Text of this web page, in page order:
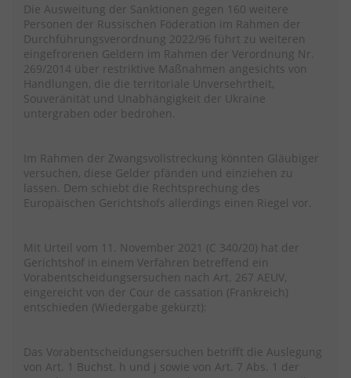
Die Ausweitung der Sanktionen gegen 160 weitere
Personen der Russischen Föderation im Rahmen der
Durchführungsverordnung 2022/96 führt zu weiteren
eingefrorenen Geldern im Rahmen der Verordnung Nr.
269/2014 über restriktive Maßnahmen angesichts von
Handlungen, die die territoriale Unversehrtheit,
Souveränität und Unabhängigkeit der Ukraine
untergraben oder bedrohen.
Im Rahmen der Zwangsvollstreckung könnten Gläubiger
versuchen, diese Gelder pfänden und einziehen zu
lassen. Dem schiebt die Rechtsprechung des
Europäischen Gerichtshofs allerdings einen Riegel vor.
Mit Urteil vom 11. November 2021 (C 340/20) hat der
Gerichtshof in einem Verfahren betreffend ein
Vorabentscheidungsersuchen nach Art. 267 AEUV,
eingereicht von der Cour de cassation (Frankreich)
entschieden (Wiedergabe gekürzt):
Das Vorabentscheidungsersuchen betrifft die Auslegung
von Art. 1 Buchst. h und j sowie von Art. 7 Abs. 1 der